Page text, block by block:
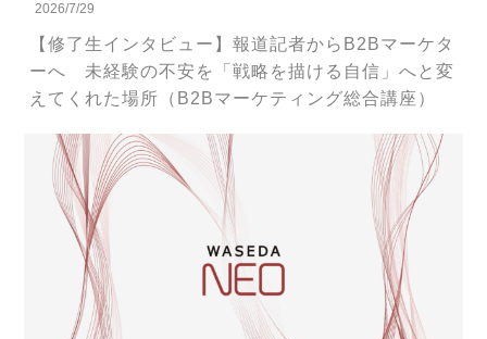
2026/7/29
【修了生インタビュー】報道記者からB2Bマーケタ
ーへ 未経験の不安を「戦略を描ける自信」へと変
えてくれた場所（B2Bマーケティング総合講座）